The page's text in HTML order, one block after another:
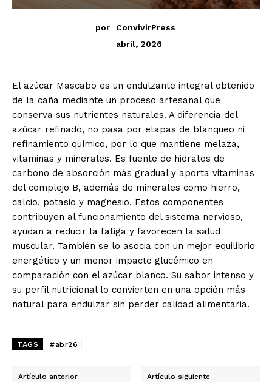
por
ConvivirPress
abril, 2026
El azúcar Mascabo es un endulzante integral obtenido
de la caña mediante un proceso artesanal que
conserva sus nutrientes naturales. A diferencia del
azúcar refinado, no pasa por etapas de blanqueo ni
refinamiento químico, por lo que mantiene melaza,
vitaminas y minerales. Es fuente de hidratos de
carbono de absorción más gradual y aporta vitaminas
del complejo B, además de minerales como hierro,
calcio, potasio y magnesio. Estos componentes
contribuyen al funcionamiento del sistema nervioso,
ayudan a reducir la fatiga y favorecen la salud
muscular. También se lo asocia con un mejor equilibrio
energético y un menor impacto glucémico en
comparación con el azúcar blanco. Su sabor intenso y
su perfil nutricional lo convierten en una opción más
natural para endulzar sin perder calidad alimentaria.
TAGS #abr26
Artículo anterior Artículo siguiente